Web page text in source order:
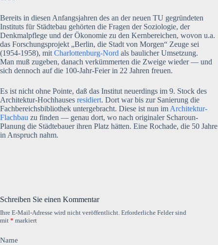
Bereits in diesen Anfangsjahren des an der neuen TU gegründeten
Instituts für Städtebau gehörten die Fragen der Soziologie, der
Denkmalpflege und der Ökonomie zu den Kernbereichen, wovon u.a.
das Forschungsprojekt „Berlin, die Stadt von Morgen“ Zeuge sei
(1954-1958), mit Charlottenburg-Nord als baulicher Umsetzung.
Man muß zugeben, danach verkümmerten die Zweige wieder — und
sich dennoch auf die 100-Jahr-Feier in 22 Jahren freuen.
Es ist nicht ohne Pointe, daß das Institut neuerdings im 9. Stock des
Architektur-Hochhauses residiert. Dort war bis zur Sanierung die
Fachbereichsbibliothek untergebracht. Diese ist nun im Architektur-
Flachbau zu finden — genau dort, wo nach originaler Scharoun-
Planung die Städtebauer ihren Platz hätten. Eine Rochade, die 50 Jahre
in Anspruch nahm.
Schreiben Sie einen Kommentar
Ihre E-Mail-Adresse wird nicht veröffentlicht. Erforderliche Felder sind
mit * markiert
Name